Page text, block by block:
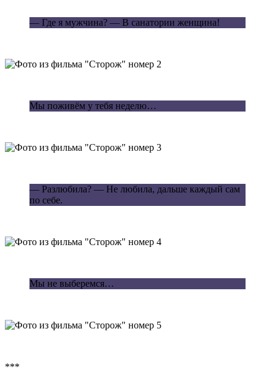
— Где я мужчина? — В санатории женщина!
Мы поживём у тебя неделю…
— Разлюбила? — Не любила, дальше каждый сам
по себе.
Мы не выберемся…
***